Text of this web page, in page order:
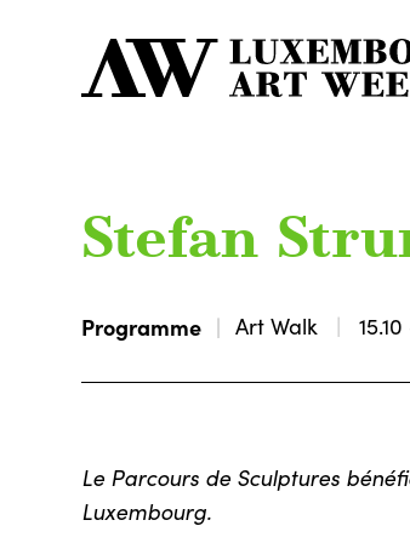
Stefan
Programme Art Walk
Le Parcours de Sculptures
Luxembourg.